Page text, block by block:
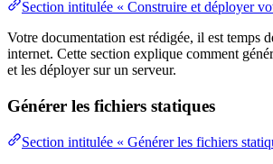
Section intitulée « Construire et déployer
Votre documentation est rédigée, il est temps
internet. Cette section explique comment
et les déployer sur un serveur.
Générer les fichiers statiques
Section intitulée « Générer les fichiers